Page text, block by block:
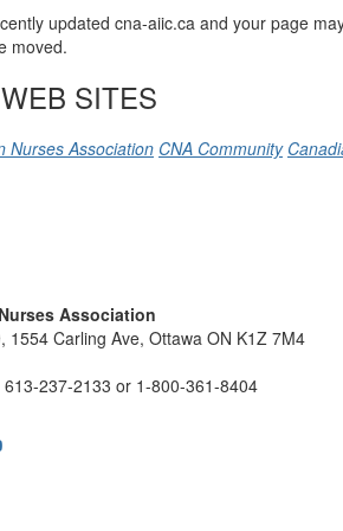
updated cna-aiic.ca and your page
moved.
SITES
Nurses Association CNA Community
Association
1554 Carling Ave, Ottawa ON K1Z 7M4
613-237-2133 or 1-800-361-8404